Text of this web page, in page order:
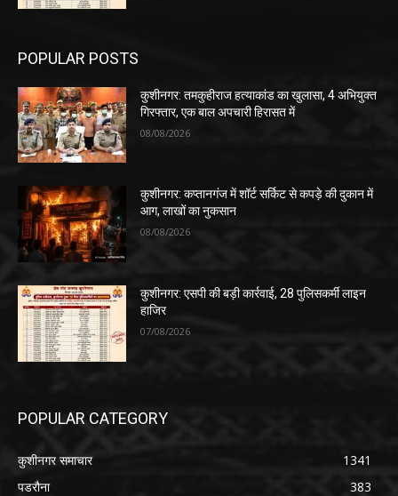
POPULAR POSTS
कुशीनगर: तमकुहीराज हत्याकांड का खुलासा, 4 अभियुक्त
गिरफ्तार, एक बाल अपचारी हिरासत में
08/08/2026
कुशीनगर: कप्तानगंज में शॉर्ट सर्किट से कपड़े की दुकान में
आग, लाखों का नुकसान
08/08/2026
कुशीनगर: एसपी की बड़ी कार्रवाई, 28 पुलिसकर्मी लाइन
हाजिर
07/08/2026
POPULAR CATEGORY
कुशीनगर समाचार
1341
पडरौना
383